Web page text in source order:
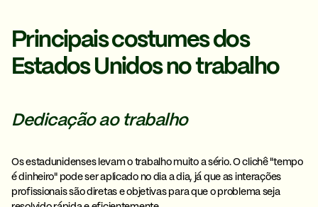
Principais costumes dos
Estados Unidos no trabalho
Dedicação ao trabalho
Os estadunidenses levam o trabalho muito a sério. O clichê "tempo
é dinheiro" pode ser aplicado no dia a dia, já que as interações
profissionais são diretas e objetivas para que o problema seja